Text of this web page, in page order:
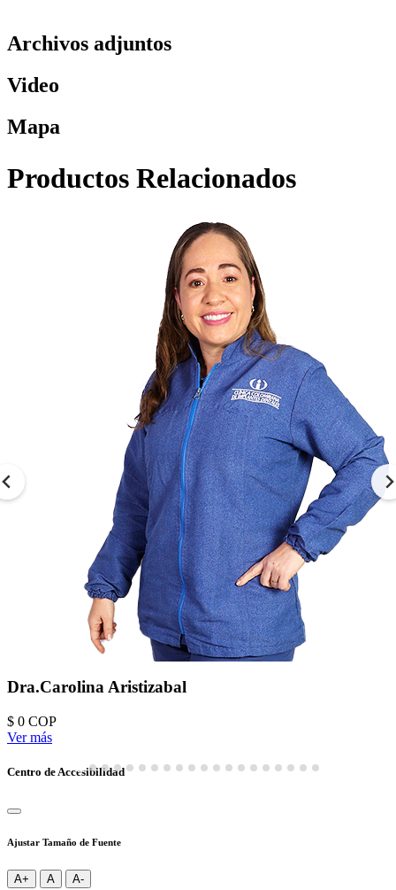
Archivos adjuntos
Video
Mapa
Productos Relacionados
Dra.Carolina Aristizabal
$ 0 COP
Ver más
Centro de Accesibilidad
Ajustar Tamaño de Fuente
A+ A A-